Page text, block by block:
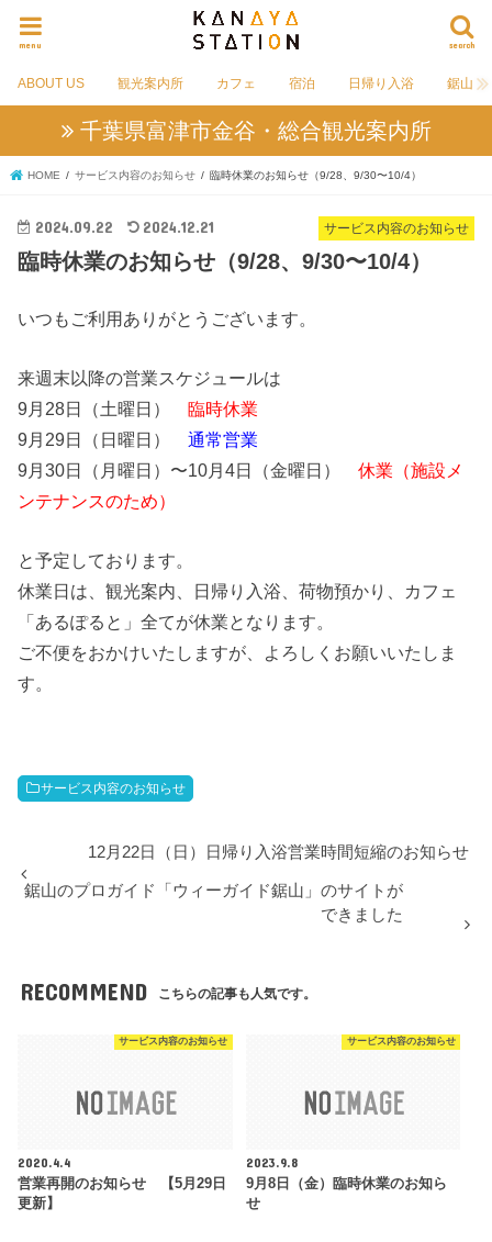
search
menu
ABOUT US 観光案内所 カフェ 宿泊 日帰り入浴 鋸山
千葉県富津市金谷・総合観光案内所
HOME サービス内容のお知らせ 臨時休業のお知らせ（9/28、9/30〜10/4）
サービス内容のお知らせ
2024.09.22 2024.12.21
臨時休業のお知らせ（9/28、9/30〜10/4）
いつもご利用ありがとうございます。
来週末以降の営業スケジュールは
9月28日（土曜日）臨時休業
9月29日（日曜日）通常営業
9月30日（月曜日）〜10月4日（金曜日）休業（施設メ
ンテナンスのため）
と予定しております。
休業日は、観光案内、日帰り入浴、荷物預かり、カフェ
「あるぽると」全てが休業となります。
ご不便をおかけいたしますが、よろしくお願いいたしま
す。
サービス内容のお知らせ
12月22日（日）日帰り入浴営業時間短縮のお知らせ
鋸山のプロガイド「ウィーガイド鋸山」のサイトが
できました
RECOMMEND こちらの記事も人気です。
サービス内容のお知らせ
2020.4.4
営業再開のお知らせ 【5月29日
更新】
サービス内容のお知らせ
2023.9.8
9月8日（金）臨時休業のお知ら
せ